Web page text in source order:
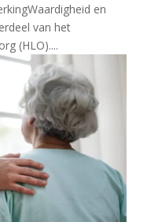
en
van het
(HLO)....